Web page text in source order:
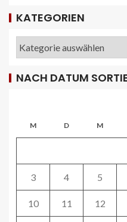
KATEGORIEN
NACH DATUM
M D M
3 4 5
10 11 12
26